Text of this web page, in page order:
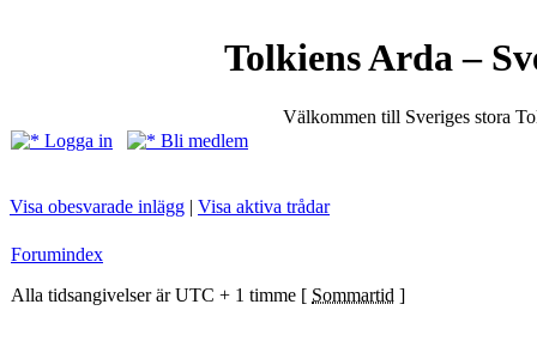
Tolkiens Arda –
Välkommen till Sveriges stora
Logga in
Bli medlem
Visa obesvarade inlägg | Visa aktiva trådar
Forumindex
Alla tidsangivelser är UTC + 1 timme [ Sommartid ]